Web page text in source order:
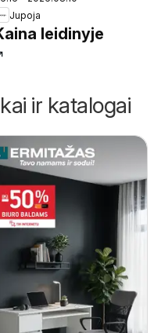
Jupoja
leidinyje
ir katalogai